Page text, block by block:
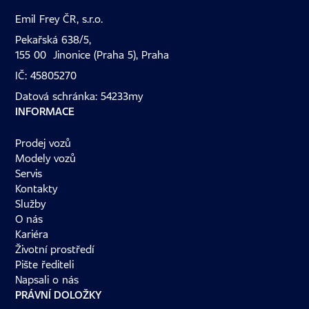
Emil Frey ČR, s.r.o.
Pekařská 638/5,
155 00 Jinonice (Praha 5), Praha
IČ: 45805270
Datová schránka: 54233my
INFORMACE
Prodej vozů
Modely vozů
Servis
Kontakty
Služby
O nás
Kariéra
Životní prostředí
Pište řediteli
Napsali o nás
PRÁVNÍ DOLOŽKY